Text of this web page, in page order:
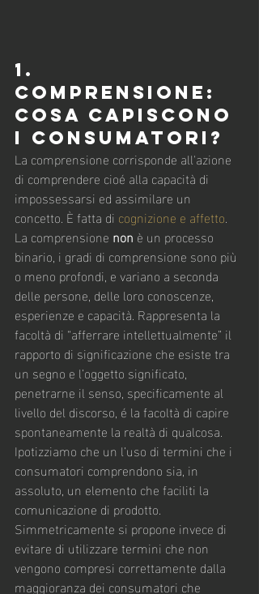
1.
Comprensione:
cosa capiscono
i consumatori?
La comprensione corrisponde all'azione
di comprendere cioé alla capacità di
impossessarsi ed assimilare un
concetto. È fatta di cognizione e affetto.
La comprensione non è un processo
binario, i gradi di comprensione sono più
o meno profondi, e variano a seconda
delle persone, delle loro conoscenze,
esperienze e capacità. Rappresenta la
facoltà di “afferrare intellettualmente” il
rapporto di significazione che esiste tra
un segno e l’oggetto significato,
penetrarne il senso, specificamente al
livello del discorso, é la facoltà di capire
spontaneamente la realtà di qualcosa.
Ipotizziamo che un l’uso di termini che i
consumatori comprendono sia, in
assoluto, un elemento che faciliti la
comunicazione di prodotto.
Simmetricamente si propone invece di
evitare di utilizzare termini che non
vengono compresi correttamente dalla
maggioranza dei consumatori che